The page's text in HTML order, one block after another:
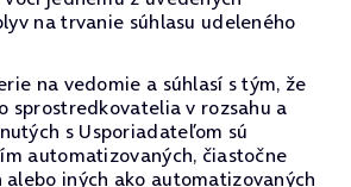
na trvanie súhlasu udeleného
na vedomie a súhlasí s tým, že
sprostredkovatelia v rozsahu a
s Usporiadateľom sú
automatizovaných, čiastočne
iných ako automatizovaných